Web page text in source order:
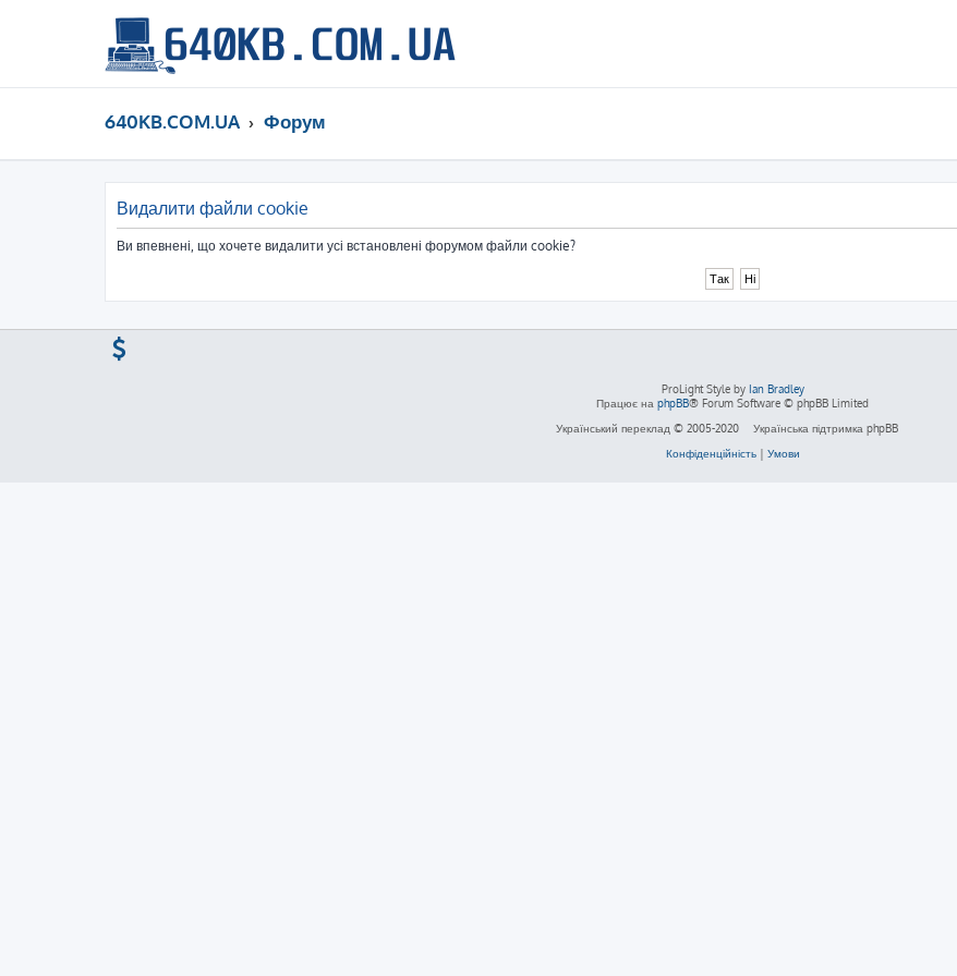
640KB.COM.UA Форум
Видалити файли cookie
Ви впевнені, що хочете видалити усі встановлені форумом файли cookie?
ProLight Style by Ian Bradley
Працює на phpBB® Forum Software © phpBB Limited
Український переклад © 2005-2020
Українська підтримка phpBB
Конфіденційність| Умови